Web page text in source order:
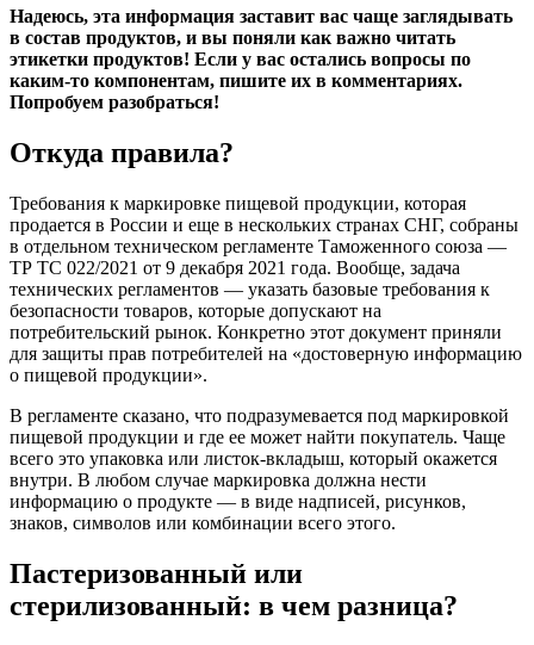
Надеюсь, эта информация заставит вас чаще заглядывать
в состав продуктов, и вы поняли как важно читать
этикетки продуктов! Если у вас остались вопросы по
каким-то компонентам, пишите их в комментариях.
Попробуем разобраться!
Откуда правила?
Требования к маркировке пищевой продукции, которая
продается в России и еще в нескольких странах СНГ, собраны
в отдельном техническом регламенте Таможенного союза —
ТР ТС 022/2021 от 9 декабря 2021 года. Вообще, задача
технических регламентов — указать базовые требования к
безопасности товаров, которые допускают на
потребительский рынок. Конкретно этот документ приняли
для защиты прав потребителей на «достоверную информацию
о пищевой продукции».
В регламенте сказано, что подразумевается под маркировкой
пищевой продукции и где ее может найти покупатель. Чаще
всего это упаковка или листок-вкладыш, который окажется
внутри. В любом случае маркировка должна нести
информацию о продукте — в виде надписей, рисунков,
знаков, символов или комбинации всего этого.
Пастеризованный или
стерилизованный: в чем разница?